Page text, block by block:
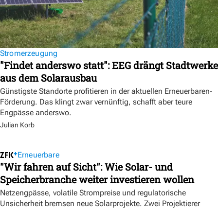
Stromerzeugung
"Findet anderswo statt": EEG drängt Stadtwerke
aus dem Solarausbau
Günstigste Standorte profitieren in der aktuellen Erneuerbaren-
Förderung. Das klingt zwar vernünftig, schafft aber teure
Engpässe anderswo.
Julian Korb
Erneuerbare
"Wir fahren auf Sicht": Wie Solar- und
Speicherbranche weiter investieren wollen
Netzengpässe, volatile Strompreise und regulatorische
Unsicherheit bremsen neue Solarprojekte. Zwei Projektierer